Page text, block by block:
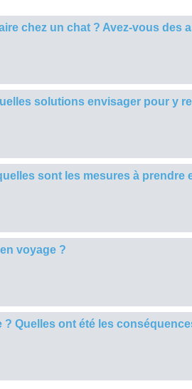
chez un chat ? Avez-vous des
solutions envisager pour y
sont les mesures à prendre
voyage ?
Quelles ont été les